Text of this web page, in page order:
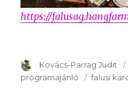
https://
Szerző
Kovács-Parrag Judit
programajánló
falusi